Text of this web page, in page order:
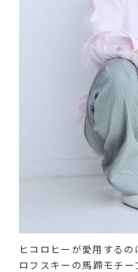
ヒコロヒーが愛用する
ロフスキーの馬蹄モチ